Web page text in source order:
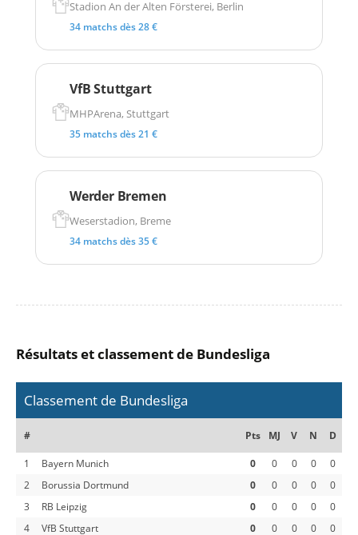
Stadion An der Alten Försterei, Berlin
34 matchs dès 28 €
VfB Stuttgart
MHPArena, Stuttgart
35 matchs dès 21 €
Werder Bremen
Weserstadion, Breme
34 matchs dès 35 €
Résultats et classement de Bundesliga
Classement de Bundesliga
# Pts MJ V N D
1 Bayern Munich 0 0 0 0
0
2
Borussia Dortmund 0 0 0 0
0
3
RB Leipzig 0 0 0 0
0
4
VfB Stuttgart 0 0 0 0
0